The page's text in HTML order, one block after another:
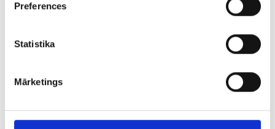
Preferences
Statistika
Mārketings